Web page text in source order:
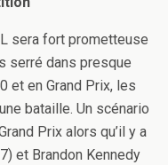
sera fort prometteuse
serré dans presque
et en Grand Prix, les
bataille. Un scénario
Prix alors qu’il y a
et Brandon Kennedy